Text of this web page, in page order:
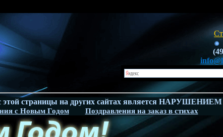
страницы на других сайтах является НАРУШЕНИЕМ
с Новым Годом Поздравления на заказ в стихах